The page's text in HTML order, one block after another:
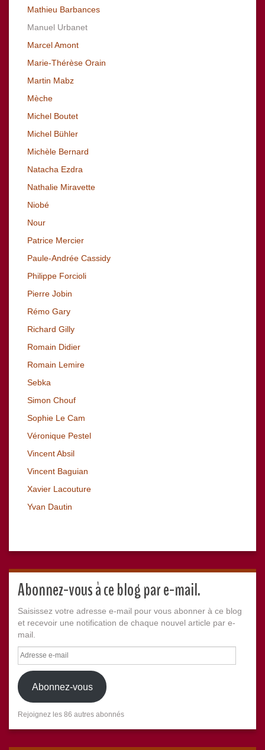
Mathieu Barbances
Manuel Urbanet
Marcel Amont
Marie-Thérèse Orain
Martin Mabz
Mèche
Michel Boutet
Michel Bühler
Michèle Bernard
Natacha Ezdra
Nathalie Miravette
Niobé
Nour
Patrice Mercier
Paule-Andrée Cassidy
Philippe Forcioli
Pierre Jobin
Rémo Gary
Richard Gilly
Romain Didier
Romain Lemire
Sebka
Simon Chouf
Sophie Le Cam
Véronique Pestel
Vincent Absil
Vincent Baguian
Xavier Lacouture
Yvan Dautin
Abonnez-vous à ce blog par e-mail.
Saisissez votre adresse e-mail pour vous abonner à ce blog
et recevoir une notification de chaque nouvel article par e-
mail.
Adresse
e-
mail
Abonnez-vous
Rejoignez les 86 autres abonnés